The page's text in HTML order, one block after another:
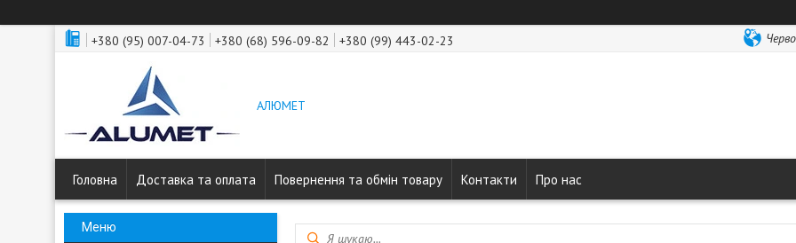
+380 (95) 007-04-73 +380 (68) 596-09-82 +380 (99) 443-02-23
АЛЮМЕТ
Головна Доставка та оплата Повернення та обмін товару Контакти Про нас